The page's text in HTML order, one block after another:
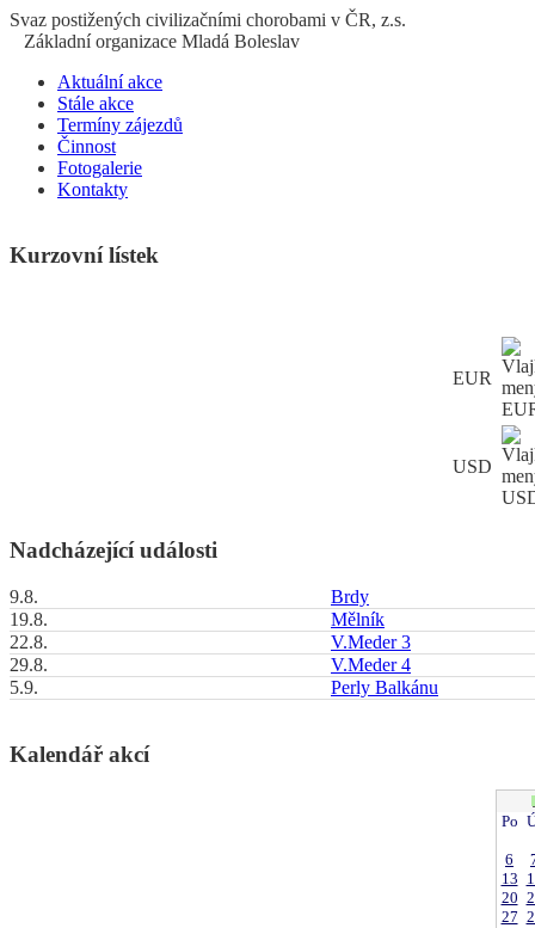
Svaz postižených civilizačními chorobami v ČR, z.s.
Základní organizace Mladá Boleslav
Aktuální akce
Stále akce
Termíny zájezdů
Činnost
Fotogalerie
Kontakty
Kurzovní lístek
EUR
USD
Nadcházející události
9.8.
Brdy
19.8.
Mělník
22.8.
V.Meder 3
29.8.
V.Meder 4
5.9.
Perly Balkánu
Kalendář akcí
Po
6
13
20
27